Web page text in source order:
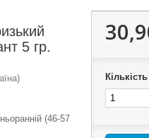
5 гр.
(46-57
Кількість